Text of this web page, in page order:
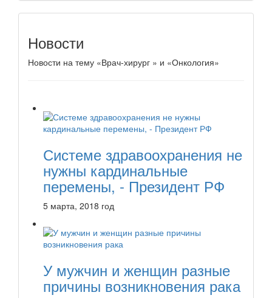
Новости
Новости на тему «Врач-хирург » и «Онкология»
Системе здравоохранения не
нужны кардинальные
перемены, - Президент РФ
5 марта, 2018 год
У мужчин и женщин разные
причины возникновения рака